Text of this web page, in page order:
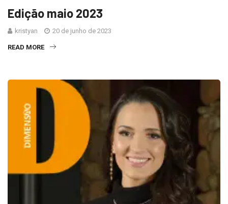
Edição maio 2023
kristyan 20 de junho de 2023
READ MORE